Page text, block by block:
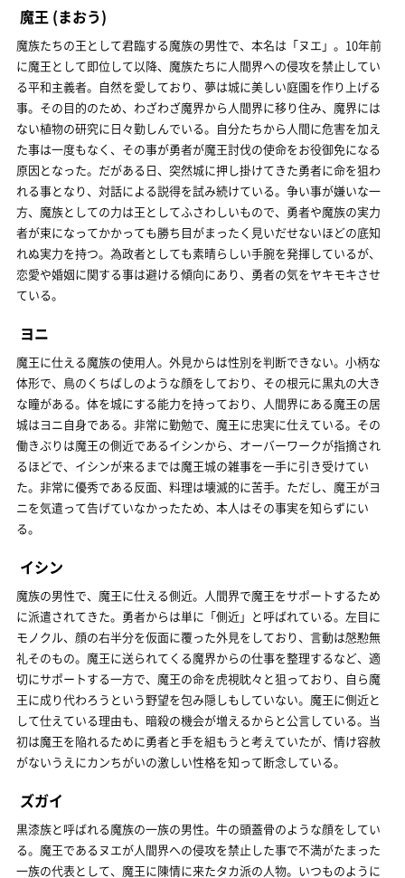
魔王 (まおう)
魔族たちの王として君臨する魔族の男性で、本名は「ヌエ」。10年前
に魔王として即位して以降、魔族たちに人間界への侵攻を禁止してい
る平和主義者。自然を愛しており、夢は城に美しい庭園を作り上げる
事。その目的のため、わざわざ魔界から人間界に移り住み、魔界には
ない植物の研究に日々勤しんでいる。自分たちから人間に危害を加え
た事は一度もなく、その事が勇者が魔王討伐の使命をお役御免になる
原因となった。だがある日、突然城に押し掛けてきた勇者に命を狙わ
れる事となり、対話による説得を試み続けている。争い事が嫌いな一
方、魔族としての力は王としてふさわしいもので、勇者や魔族の実力
者が束になってかかっても勝ち目がまったく見いだせないほどの底知
れぬ実力を持つ。為政者としても素晴らしい手腕を発揮しているが、
恋愛や婚姻に関する事は避ける傾向にあり、勇者の気をヤキモキさせ
ている。
ヨニ
魔王に仕える魔族の使用人。外見からは性別を判断できない。小柄な
体形で、鳥のくちばしのような顔をしており、その根元に黒丸の大き
な瞳がある。体を城にする能力を持っており、人間界にある魔王の居
城はヨニ自身である。非常に勤勉で、魔王に忠実に仕えている。その
働きぶりは魔王の側近であるイシンから、オーバーワークが指摘され
るほどで、イシンが来るまでは魔王城の雑事を一手に引き受けてい
た。非常に優秀である反面、料理は壊滅的に苦手。ただし、魔王がヨ
ニを気遣って告げていなかったため、本人はその事実を知らずにい
る。
イシン
魔族の男性で、魔王に仕える側近。人間界で魔王をサポートするため
に派遣されてきた。勇者からは単に「側近」と呼ばれている。左目に
モノクル、顔の右半分を仮面に覆った外見をしており、言動は慇懃無
礼そのもの。魔王に送られてくる魔界からの仕事を整理するなど、適
切にサポートする一方で、魔王の命を虎視眈々と狙っており、自ら魔
王に成り代わろうという野望を包み隠しもしていない。魔王に側近と
して仕えている理由も、暗殺の機会が増えるからと公言している。当
初は魔王を陥れるために勇者と手を組もうと考えていたが、情け容赦
がないうえにカンちがいの激しい性格を知って断念している。
ズガイ
黒漆族と呼ばれる魔族の一族の男性。牛の頭蓋骨のような顔をしてい
る。魔王であるヌエが人間界への侵攻を禁止した事で不満がたまった
一族の代表として、魔王に陳情に来たタカ派の人物。いつものように